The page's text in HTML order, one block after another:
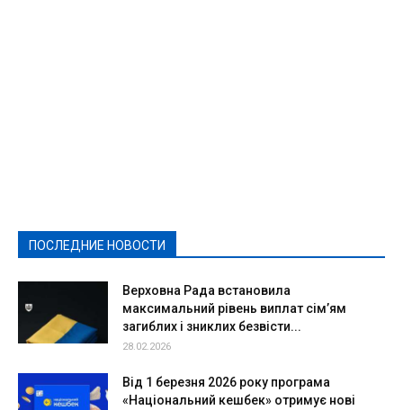
ПОСЛЕДНИЕ НОВОСТИ
Верховна Рада встановила
максимальний рівень виплат сім’ям
загиблих і зниклих безвісти...
28.02.2026
Від 1 березня 2026 року програма
«Національний кешбек» отримує нові